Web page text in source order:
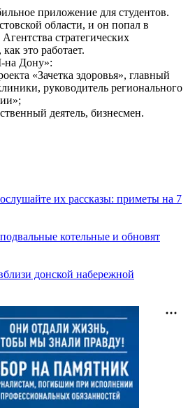
приложение для студентов.
области, и он попал в
стратегических
это работает.
на Дону»:
«Зачетка здоровья», главный
руководитель регионального
деятель, бизнесмен.
их рассказы: приметы на 7
котельные и обновят
донской набережной